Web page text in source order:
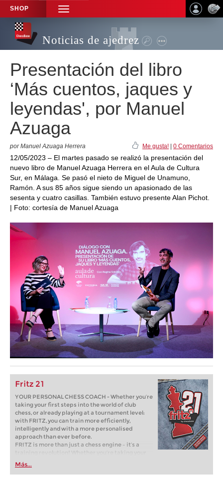
SHOP
TOGGLE
NAVIGATION
Noticias de ajedrez
Presentación del libro
‘Más cuentos, jaques y
leyendas', por Manuel
Azuaga
por Manuel Azuaga Herrera Me gusta! 0 Comentarios
12/05/2023 – El martes pasado se realizó la presentación del
nuevo libro de Manuel Azuaga Herrera en el Aula de Cultura
Sur, en Málaga. Se pasó el nieto de Miguel de Unamuno,
Ramón. A sus 85 años sigue siendo un apasionado de las
sesenta y cuatro casillas. También estuvo presente Alan Pichot.
| Foto: cortesía de Manuel Azuaga
Fritz 21
YOUR PERSONAL CHESS COACH - Whether you’re
taking your first steps into the world of club
chess, or already playing at a tournament level:
with FRITZ, you can train more efficiently,
intelligently and with a more personalised
approach than ever before.
FRITZ is more than just a chess engine – it’s a
training revolution! Whether you’re taking your
first steps into the world of club chess, or already
playing at a tournament level: with FRITZ, you can
train more efficiently, intelligently and with a
Más...